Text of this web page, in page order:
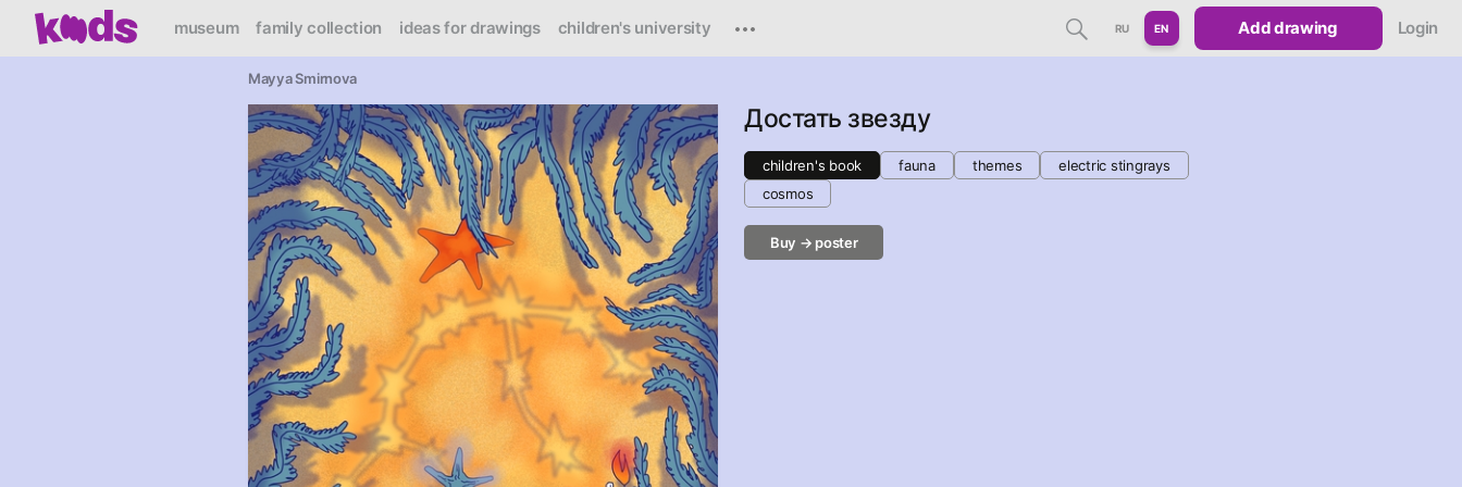
museum family collection ideas for drawings children's university RU EN Add drawing Login
Mayya Smirnova
Достать звезду
children's book fauna themes
electric stingrays
cosmos
Buy → poster